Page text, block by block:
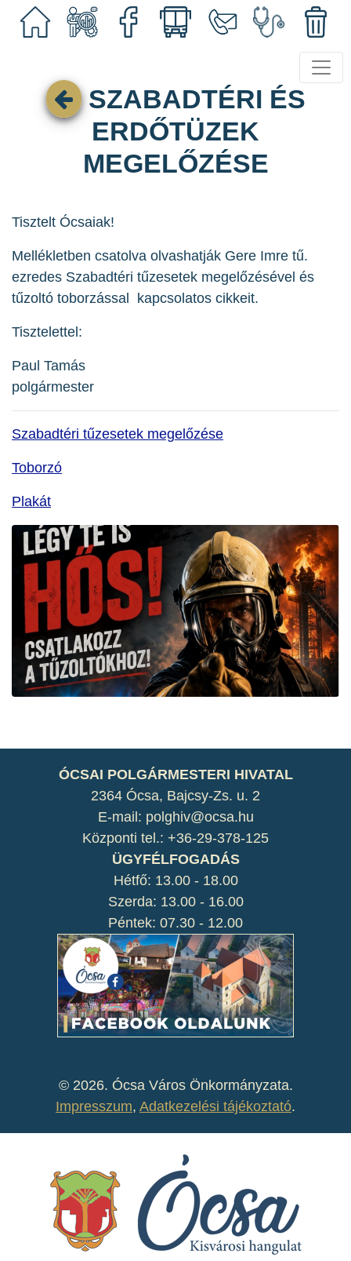
SZABADTÉRI ÉS
ERDŐTÜZEK
MEGELŐZÉSE
Tisztelt Ócsaiak!
Mellékletben csatolva olvashatják Gere Imre tű.
ezredes Szabadtéri tűzesetek megelőzésével és
tűzoltó toborzással kapcsolatos cikkeit.
Tisztelettel:
Paul Tamás
polgármester
Szabadtéri tűzesetek megelőzése
Toborzó
Plakát
ÓCSAI POLGÁRMESTERI HIVATAL
2364 Ócsa, Bajcsy-Zs. u. 2
E-mail: polghiv@ocsa.hu
Központi tel.: +36-29-378-125
ÜGYFÉLFOGADÁS
Hétfő: 13.00 - 18.00
Szerda: 13.00 - 16.00
Péntek: 07.30 - 12.00
© 2026. Ócsa Város Önkormányzata.
Impresszum, Adatkezelési tájékoztató.